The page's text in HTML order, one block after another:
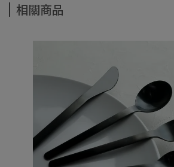
相關商品